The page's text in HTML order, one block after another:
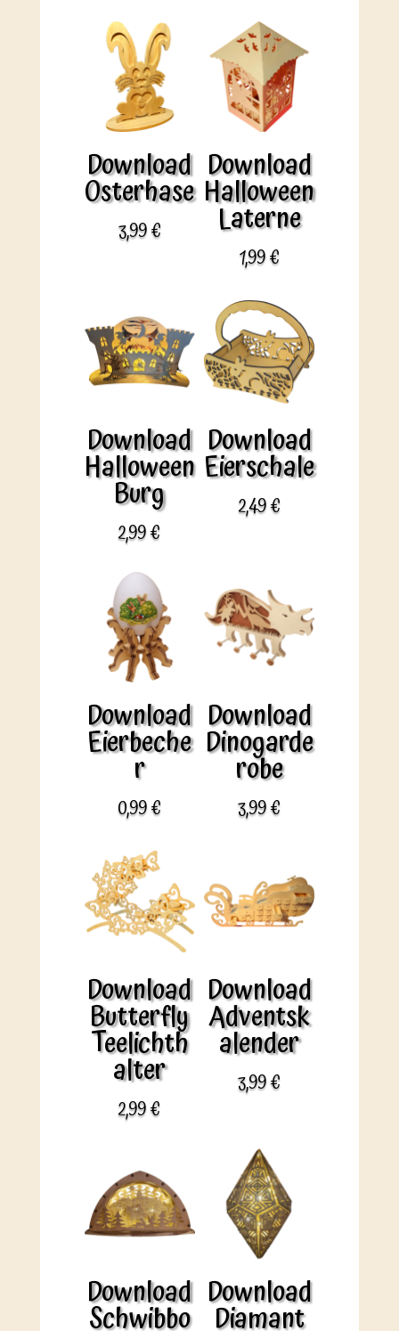
Download
Osterhase
3,99€
Download
Halloween
Laterne
1,99€
Download
Halloween
Burg
2,99€
Download
Eierschale
2,49€
Download
Eierbeche
r
0,99€
Download
Dinogarde
robe
3,99€
Download
Butterfly
Teelichth
alter
2,99€
Download
Adventsk
alender
3,99€
Download
Schwibbo
Download
Diamant